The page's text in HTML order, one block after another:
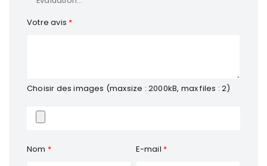
Sports de combat et arts martiaux nécessitant le port de
Votre avis *
Choisir des images (maxsize : 2000kB, max files : 2)
Nom * E-mail *